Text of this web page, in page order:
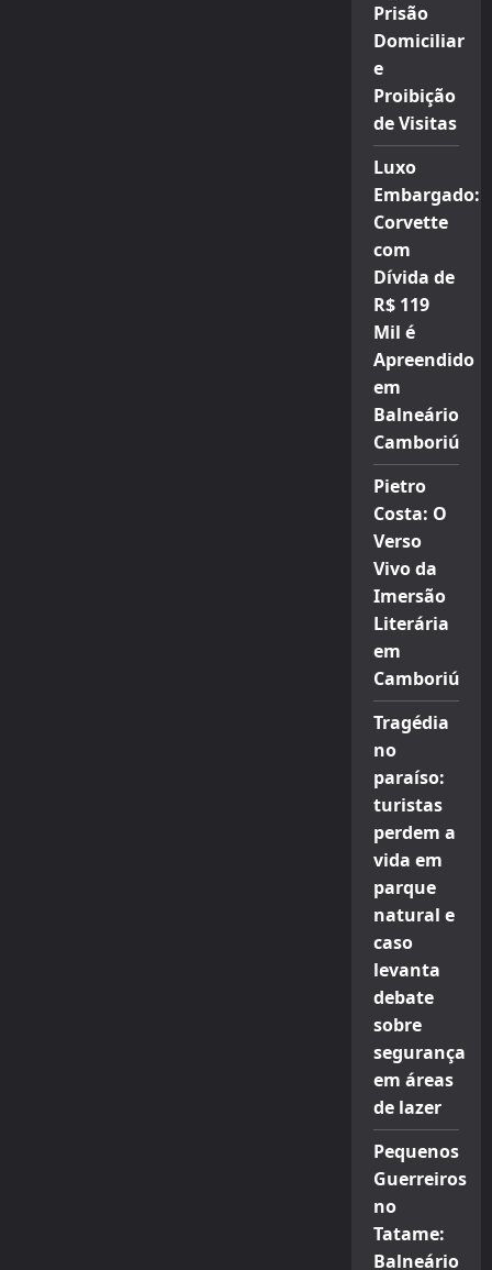
Prisão
Domiciliar
e
Proibição
de Visitas
Luxo
Embargado:
Corvette
com
Dívida de
R$ 119
Mil é
Apreendido
em
Balneário
Camboriú
Pietro
Costa: O
Verso
Vivo da
Imersão
Literária
em
Camboriú
Tragédia
no
paraíso:
turistas
perdem a
vida em
parque
natural e
caso
levanta
debate
sobre
segurança
em áreas
de lazer
Pequenos
Guerreiros
no
Tatame:
Balneário